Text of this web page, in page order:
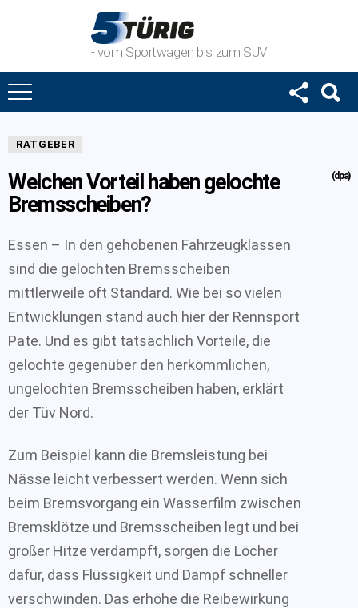
- vom Sportwagen bis zum SUV
RATGEBER
Welchen Vorteil haben gelochte
Bremsscheiben?
(dpa)
Essen – In den gehobenen Fahrzeugklassen
sind die gelochten Bremsscheiben
mittlerweile oft Standard. Wie bei so vielen
Entwicklungen stand auch hier der Rennsport
Pate. Und es gibt tatsächlich Vorteile, die
gelochte gegenüber den herkömmlichen,
ungelochten Bremsscheiben haben, erklärt
der Tüv Nord.
Zum Beispiel kann die Bremsleistung bei
Nässe leicht verbessert werden. Wenn sich
beim Bremsvorgang ein Wasserfilm zwischen
Bremsklötze und Bremsscheiben legt und bei
großer Hitze verdampft, sorgen die Löcher
dafür, dass Flüssigkeit und Dampf schneller
verschwinden. Das erhöhe die Reibewirkung